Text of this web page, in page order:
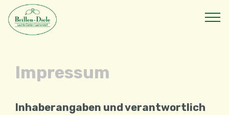
Impressum
Inhaberangaben und verantwortlich